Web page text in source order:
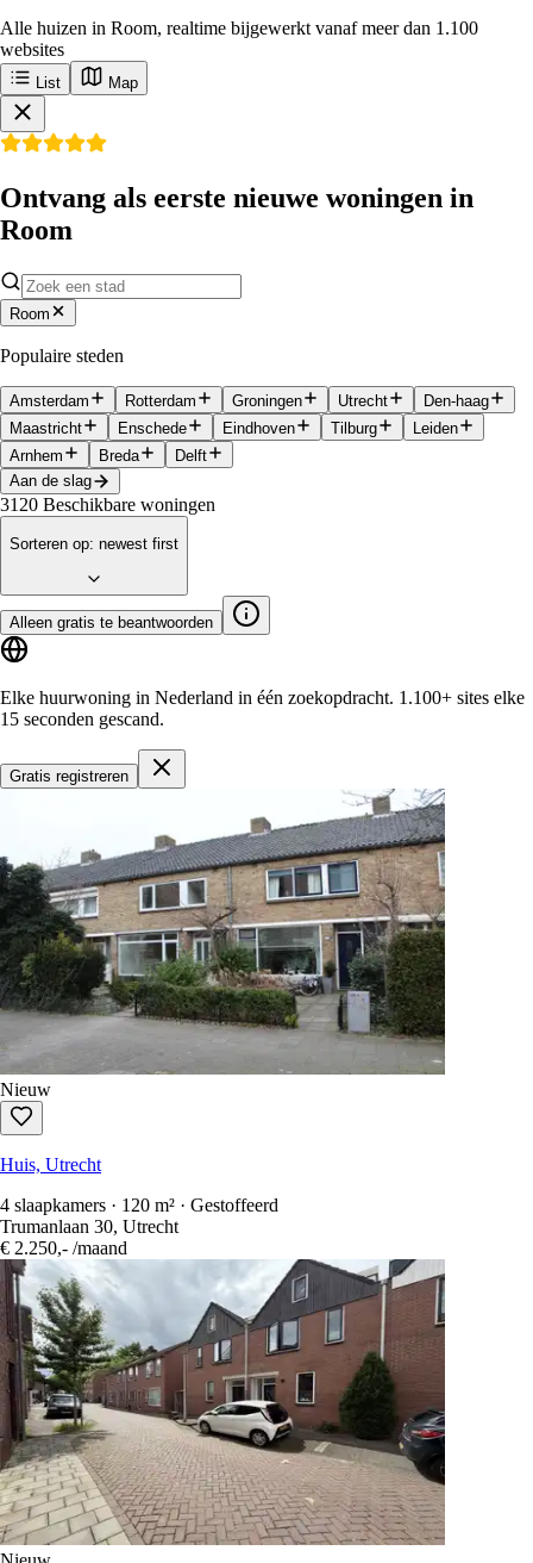
Alle huizen in Room, realtime bijgewerkt vanaf meer dan 1.100
websites
List Map
Ontvang als eerste nieuwe woningen in
Room
Room
Populaire steden
Amsterdam Rotterdam Groningen Utrecht
Den-haag
Maastricht
Enschede Eindhoven Tilburg
Leiden
Arnhem
Breda
Delft
Aan de slag
3120 Beschikbare woningen
Sorteren op: newest first
Alleen gratis te beantwoorden
Elke huurwoning in Nederland in één zoekopdracht. 1.100+ sites elke
15 seconden gescand.
Gratis registreren
Nieuw
Huis, Utrecht
4 slaapkamers · 120 m² · Gestoffeerd
Trumanlaan 30, Utrecht
€ 2.250,- /maand